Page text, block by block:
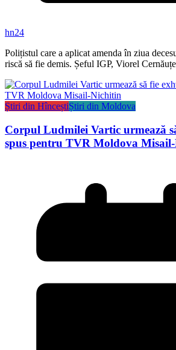
hn24
Polițistul care a aplicat amenda în ziua
riscă să fie demis. Șeful IGP, Viorel
Știri din HînceștiȘtiri din Moldova
Corpul Ludmilei Vartic urmează
spus pentru TVR Moldova